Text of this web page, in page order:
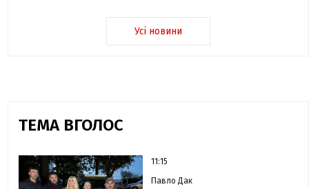
Усі новини
ТЕМА ВГОЛОС
11:15
Павло Дак